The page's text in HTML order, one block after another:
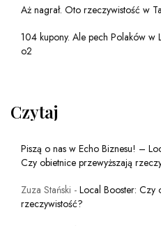
Aż nagrał. Oto rzeczywistość w
104 kupony. Ale pech Polaków w
o2
Czytaj
Piszą o nas w Echo Biznesu! –
Czy obietnice przewyższają
Zuza Stański - Local Booster: Czy
rzeczywistość?